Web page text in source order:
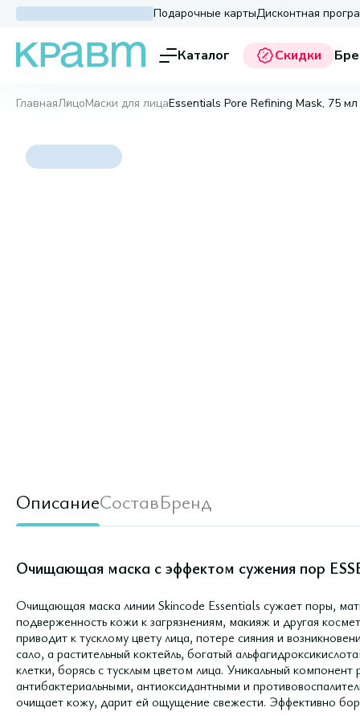
Подарочные картыДисконтная
Каталог Скидки
ГлавнаяЛицоМаски для лицаEssentials Pore Refining Mask, 75 мл
ОписаниеСоставБренд
Очищающая маска с эффектом сужения пор
Очищающая маска линии Skincode Essentials сужает поры,
подверженность кожи к загрязнениям, макияж и другая
приводит к тусклому цвету лица, потере сияния и
сало, а растительный коктейль, богатый
клетки, борясь с тусклым цветом лица. Уникальный
антибактериальными, антиоксидантными и
очищает кожу, дарит ей ощущение свежести. Эффективно